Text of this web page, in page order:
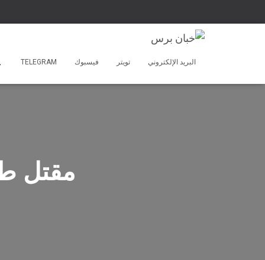
البريد الإلكتروني تويتر فيسبوك TELEGRAM
مقتل